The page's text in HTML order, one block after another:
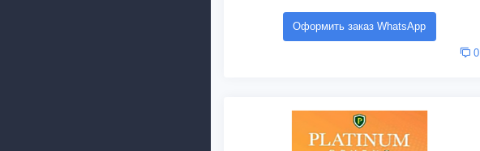
Оформить заказ WhatsApp
0